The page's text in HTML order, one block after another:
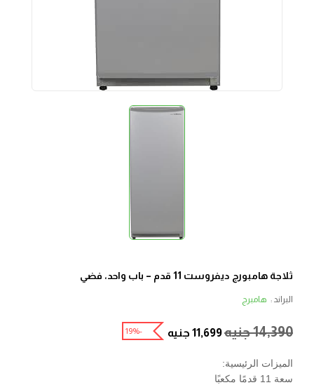
ثلاجة هامبورج ديفروست 11 قدم – باب واحد، فضي
البراند : هامبرج
14,390جنيه11,699 جنيه -19%
الميزات الرئيسية:
سعة 11 قدمًا مكعبًا